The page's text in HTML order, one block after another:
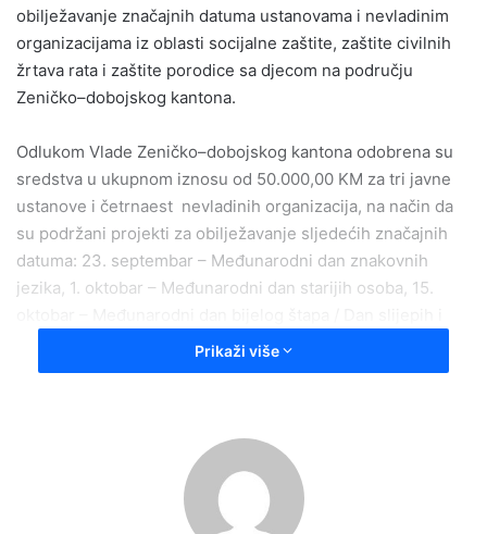
obilježavanje značajnih datuma ustanovama i nevladinim
organizacijama iz oblasti socijalne zaštite, zaštite civilnih
žrtava rata i zaštite porodice sa djecom na području
Zeničko–dobojskog kantona.
Odlukom Vlade Zeničko–dobojskog kantona odobrena su
sredstva u ukupnom iznosu od 50.000,00 KM za tri javne
ustanove i četrnaest nevladinih organizacija, na način da
su podržani projekti za obilježavanje sljedećih značajnih
datuma: 23. septembar – Međunarodni dan znakovnih
jezika, 1. oktobar – Međunarodni dan starijih osoba, 15.
slabovidnih osoba, 17. oktobar – Svjetski dan borbe protiv
siromaštva, 29. oktobar – Dan civilnih žrtava rata Zeničko-
Međunarodni dan borbe protiv nasilja nad ženama / Dan
borbe protiv nasilja u porodici, 3. decembar – Međunarodni
dan osoba s invaliditetom (uključujući osobe s tjelesnim
Prikaži više